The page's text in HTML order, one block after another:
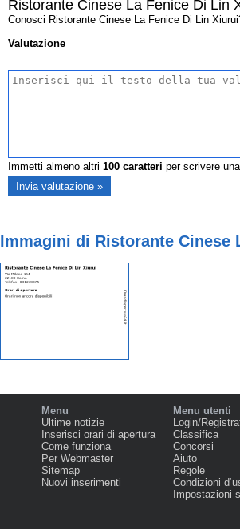
Ristorante Cinese La Fenice Di Lin
Conosci Ristorante Cinese La Fenice Di Lin
Valutazione
Immetti almeno altri 100caratteri per scrivere
Immagini di Ristorante Cinese
Menu
Ultime notizie
Inserisci orari di apertura
Come funziona
Per Webmaster
Sitemap
Nuovi inserimenti
Menu utenti
Login/
Classifica
Concorsi
Aiuto
Regole
Condizioni
Impostazioni